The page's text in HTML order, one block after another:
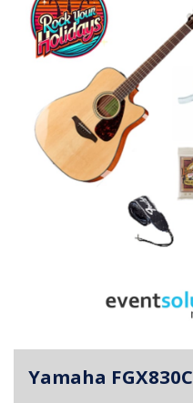
Yamaha FGX830C